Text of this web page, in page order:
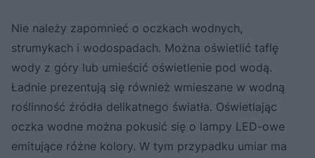
Nie należy zapomnieć o oczkach wodnych,
strumykach i wodospadach. Można oświetlić taflę
wody z góry lub umieścić oświetlenie pod wodą.
Ładnie prezentują się również wmieszane w wodną
roślinność źródła delikatnego światła. Oświetlając
oczka wodne można pokusić się o lampy LED-owe
emitujące różne kolory. W tym przypadku umiar ma